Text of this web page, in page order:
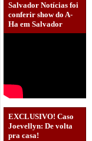
Salvador Notícias foi
conferir show do A-
Ha em Salvador
EXCLUSIVO! Caso
Joevellyn: De volta
pra casa!